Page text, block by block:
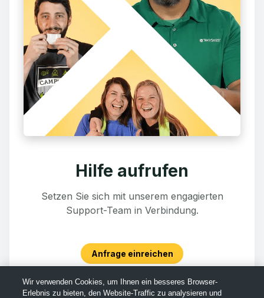
Hilfe aufrufen
Setzen Sie sich mit unserem engagierten
Support-Team in Verbindung.
Anfrage einreichen
Wir verwenden Cookies, um Ihnen ein besseres Browser-
Erlebnis zu bieten, den Website-Traffic zu analysieren und